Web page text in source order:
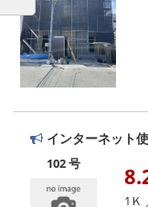
インターネット
102 号
1Ｋ